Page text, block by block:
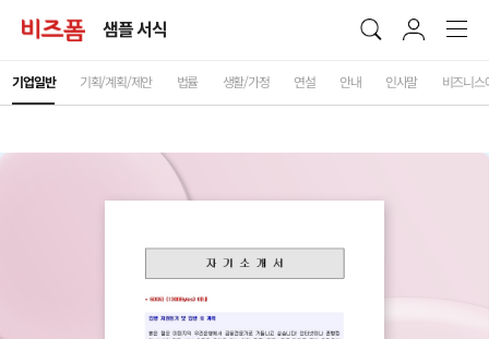
샘플 서식
기업일반 기획/계획/제안 법률 생활/가정 연설 안내 인사말 비즈니스